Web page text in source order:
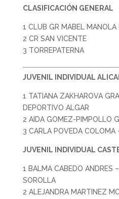
CLASIFICACIÓN GENERAL
1 CLUB GR MABEL MANOLA
2 CR SAN VICENTE
3 TORREPATERNA
JUVENIL INDIVIDUAL
1 TATIANA ZAKHAROVA
DEPORTIVO ALGAR
2 AIDA GOMEZ-PIMPOLLO
3 CARLA POVEDA COLOMA
JUVENIL INDIVIDUAL
1 BALMA CABEDO ANDRES
SOROLLA
2 ALEJANDRA MARTINEZ